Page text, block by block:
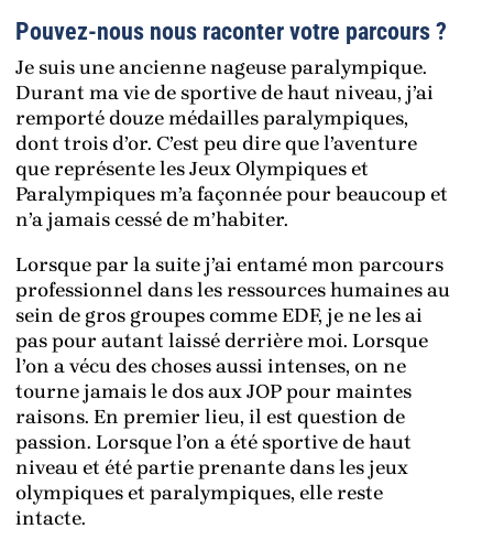
Pouvez-nous nous raconter votre parcours ?
Je suis une ancienne nageuse paralympique.
Durant ma vie de sportive de haut niveau, j’ai
remporté douze médailles paralympiques,
dont trois d’or. C’est peu dire que l’aventure
que représente les Jeux Olympiques et
Paralympiques m’a façonnée pour beaucoup et
n’a jamais cessé de m’habiter.
Lorsque par la suite j’ai entamé mon parcours
professionnel dans les ressources humaines au
sein de gros groupes comme EDF, je ne les ai
pas pour autant laissé derrière moi. Lorsque
l’on a vécu des choses aussi intenses, on ne
tourne jamais le dos aux JOP pour maintes
raisons. En premier lieu, il est question de
passion. Lorsque l’on a été sportive de haut
niveau et été partie prenante dans les jeux
olympiques et paralympiques, elle reste
intacte.